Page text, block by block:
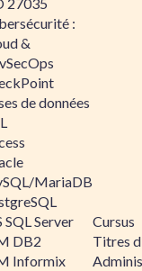
:
&
de données
MariaDB
SQL Server
DB2
Informix
Cursus
Titres